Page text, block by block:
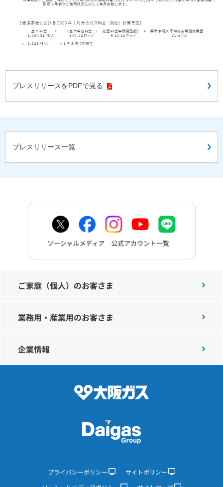
プレスリリースをPDFで見る
プレスリリース一覧
ご家庭（個人）のお客さま
業務用・産業用のお客さま
企業情報
プライバシーポリシー
サイトポリシー